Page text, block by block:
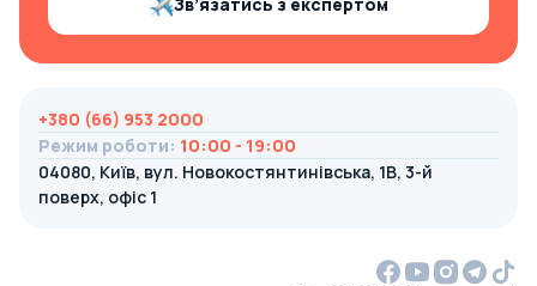
+380 (66) 953 2000
Режим роботи: 10:00 - 19:00
04080, Київ, вул. Новокостянтинівська, 1В, 3-й
поверх, офіс 1